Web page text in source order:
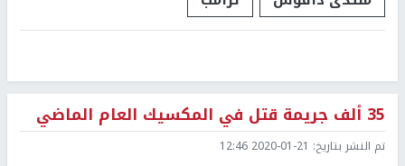
35 ألف جريمة قتل في المكسيك العام الماضي
تم النشر بتاريخ: 2020-01-21 12:46